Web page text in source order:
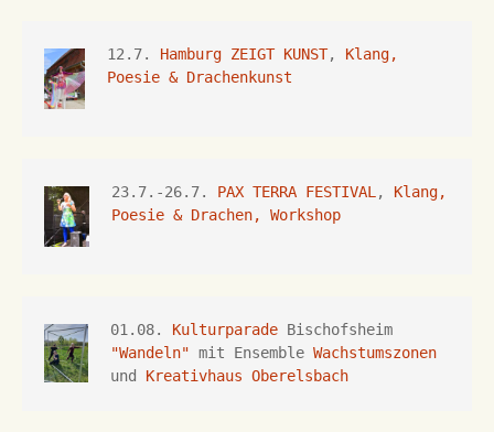
12.7. Hamburg ZEIGT KUNST, Klang,
Poesie & Drachenkunst
23.7.-26.7. PAX TERRA FESTIVAL, Klang,
Poesie & Drachen, Workshop
01.08. Kulturparade
"Wandeln" mit Ensemble Wachstumszonen
und Kreativhaus Oberelsbach